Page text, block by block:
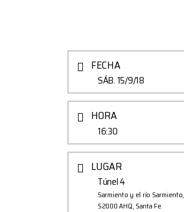
FECHA
SÁB. 15/9/18
HORA
16:30
LUGAR
Túnel 4
Sarmiento y el río Sarmiento,
S2000 AHQ, Santa Fe